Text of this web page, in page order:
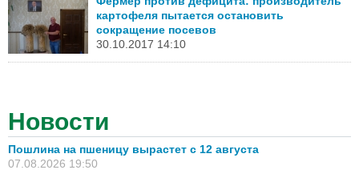
картофеля пытается остановить
сокращение посевов
30.10.2017 14:10
Новости
Пошлина на пшеницу вырастет с 12 августа
07.08.2026 19:50